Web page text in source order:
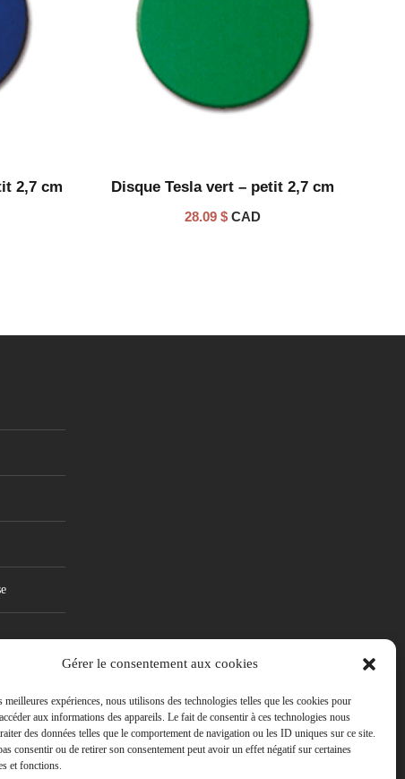
Gérer le consentement aux cookies
expériences, nous utilisons des technologies telles que les cookies pour
aux informations des appareils. Le fait de consentir à ces technologies nous
des données telles que le comportement de navigation ou les ID uniques sur ce site.
consentir ou de retirer son consentement peut avoir un effet négatif sur certaines
et fonctions.
2,7 cm Disque Tesla vert – petit 2,7 cm
28.09$ CAD